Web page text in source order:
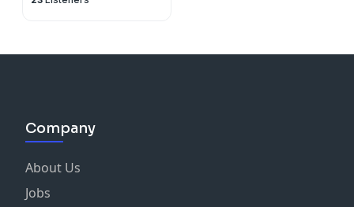
Company
About Us
Jobs